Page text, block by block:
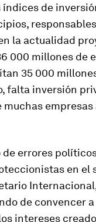
de
la actualidad
000 millones de
35 000
falta inversión
muchas
errores
en el
de convencer
intereses